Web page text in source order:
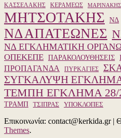
ΚΑΣΣΕΛΑΚΗΣ ΚΕΡΑΜΕΩΣ ΜΑΡΙΝΑΚΗΣ
ΜΗΤΣΟΤΑΚΗΣ ΝΔ
ΝΔ ΑΠΑΤΕΩΝΕΣ
ΝΔ ΕΓΚΛΗΜΑΤΙΚΗ
ΟΠΕΚΕΠΕ ΠΑΡΑΚΟΛΟΥΘΗΣΕΙΣ
ΠΡΟΠΑΓΑΝΔΑ ΠΥΡΚΑΓΙΕΣ
ΣΥΓΚΑΛΥΨΗ
ΤΕΜΠΗ ΕΓΚΛΗΜΑ 28/
ΤΡΑΜΠ ΤΣΙΠΡΑΣ ΥΠΟΚΛΟΠΕΣ
Επικοινωνία: contact@kerkida.gr |
Themes.